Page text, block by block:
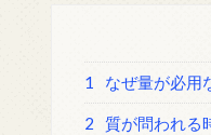
1 なぜ量が必用
2 質が問われる